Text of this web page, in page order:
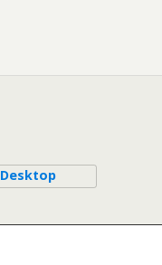
Desktop